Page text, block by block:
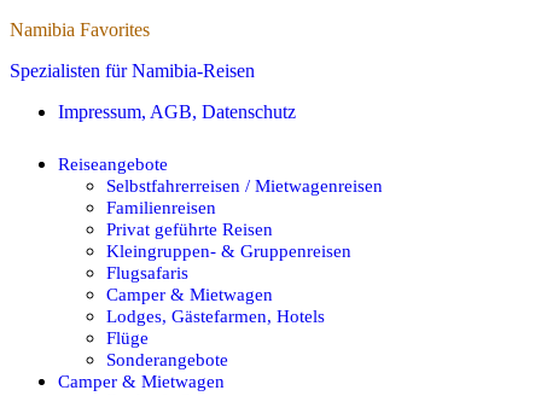
Namibia Favorites
Spezialisten für Namibia-Reisen
Impressum, AGB, Datenschutz
Reiseangebote
Selbstfahrerreisen / Mietwagenreisen
Familienreisen
Privat geführte Reisen
Kleingruppen- & Gruppenreisen
Flugsafaris
Camper & Mietwagen
Lodges, Gästefarmen, Hotels
Flüge
Sonderangebote
Camper & Mietwagen